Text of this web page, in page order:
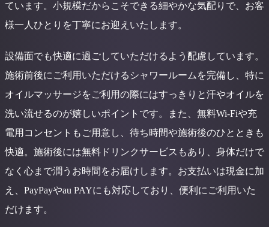
ています。小規模だからこそできる細やかな気配りで、お客
様一人ひとりを丁寧にお迎えいたします。
設備面でも快適に過ごしていただけるよう配慮しています。
施術前後にご利用いただけるシャワールームを完備し、特に
オイルマッサージをご利用の際にはすっきりと汗やオイルを
洗い流せるのが嬉しいポイントです。また、無料Wi-Fiや充
電用コンセントもご用意し、待ち時間や施術後のひとときも
快適。施術後には無料ドリンクサービスもあり、身体だけで
なく心まで潤うお時間をお届けします。お支払いは現金に加
え、PayPayやau PAYにも対応しており、便利にご利用いた
だけます。